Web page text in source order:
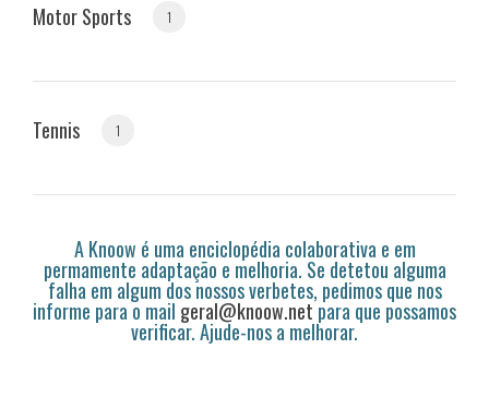
Motor Sports 1
Tennis 1
A Knoow é uma enciclopédia colaborativa e em
permamente adaptação e melhoria. Se detetou alguma
falha em algum dos nossos verbetes, pedimos que nos
informe para o mail geral@knoow.netpara que possamos
verificar. Ajude-nos a melhorar.